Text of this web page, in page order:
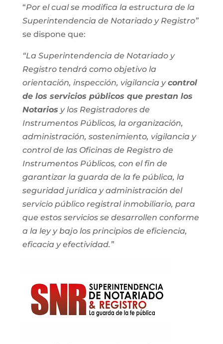
“Por el cual se modifica la estructura de la
Superintendencia de Notariado y Registro”
se dispone que:
“La Superintendencia de Notariado y
Registro tendrá como objetivo la
orientación, inspección, vigilancia ycontrol
de los servicios públicos que prestan los
Notarios y los Registradores de
Instrumentos Públicos, la organización,
administración, sostenimiento, vigilancia y
control de las Oficinas de Registro de
Instrumentos Públicos, con el fin de
garantizar la guarda de la fe pública, la
seguridad jurídica y administración del
servicio público registral inmobiliario, para
que estos servicios se desarrollen conforme
a la ley y bajo los principios de eficiencia,
eficacia y efectividad.”